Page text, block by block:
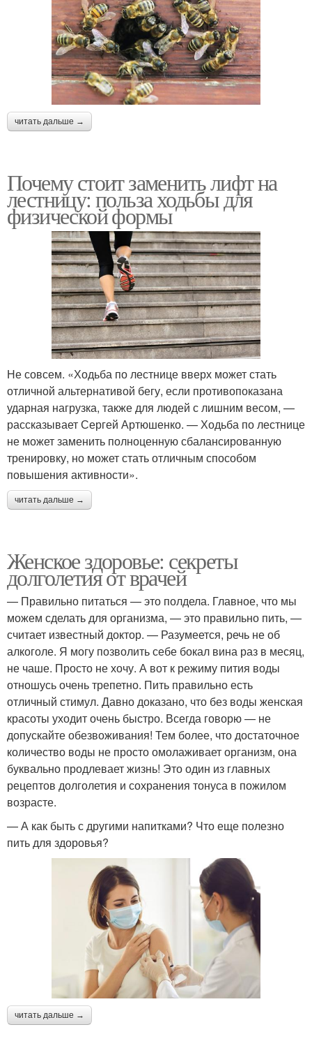
читать дальше →
Почему стоит заменить лифт на
лестницу: польза ходьбы для
физической формы
Не совсем. «Ходьба по лестнице вверх может стать
отличной альтернативой бегу, если противопоказана
ударная нагрузка, также для людей с лишним весом, —
рассказывает Сергей Артюшенко. — Ходьба по лестнице
не может заменить полноценную сбалансированную
тренировку, но может стать отличным способом
повышения активности».
читать дальше →
Женское здоровье: секреты
долголетия от врачей
— Правильно питаться — это полдела. Главное, что мы
можем сделать для организма, — это правильно пить, —
считает известный доктор. — Разумеется, речь не об
алкоголе. Я могу позволить себе бокал вина раз в месяц,
не чаше. Просто не хочу. А вот к режиму пития воды
отношусь очень трепетно. Пить правильно есть
отличный стимул. Давно доказано, что без воды женская
красоты уходит очень быстро. Всегда говорю — не
допускайте обезвоживания! Тем более, что достаточное
количество воды не просто омолаживает организм, она
буквально продлевает жизнь! Это один из главных
рецептов долголетия и сохранения тонуса в пожилом
возрасте.
— А как быть с другими напитками? Что еще полезно
пить для здоровья?
читать дальше →